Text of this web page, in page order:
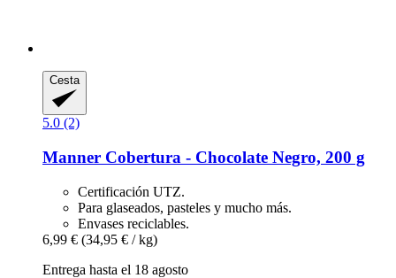
Cesta
5.0 (2)
Manner Cobertura -​ Chocolate Negro, 200 g
Certificación UTZ.
Para glaseados, pasteles y mucho más.
Envases reciclables.
6,99 € (34,95 € / kg)
Entrega hasta el 18 agosto